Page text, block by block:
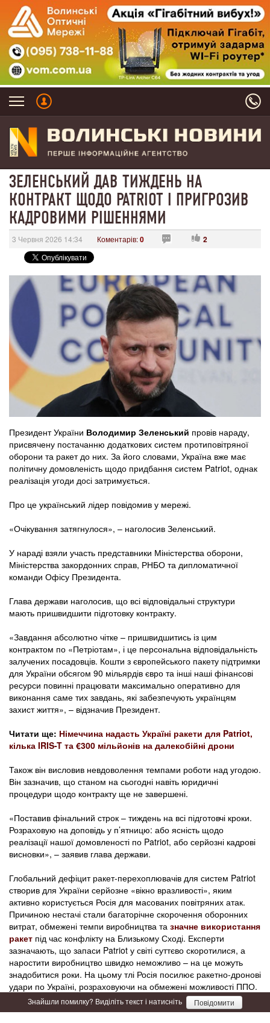
ЗЕЛЕНСЬКИЙ ДАВ ТИЖДЕНЬ НА
КОНТРАКТ ЩОДО PATRIOT І ПРИГРОЗИВ
КАДРОВИМИ РІШЕННЯМИ
3 Червня 2026 14:34 Коментарів:0 2
Президент України Володимир Зеленський провів нараду,
присвячену постачанню додаткових систем протиповітряної
оборони та ракет до них. За його словами, Україна вже має
політичну домовленість щодо придбання систем Patriot, однак
реалізація угоди досі затримується.
Про це український лідер повідомив у мережі.
«Очікування затягнулося», – наголосив Зеленський.
У нараді взяли участь представники Міністерства оборони,
Міністерства закордонних справ, РНБО та дипломатичної
команди Офісу Президента.
Глава держави наголосив, що всі відповідальні структури
мають пришвидшити підготовку контракту.
«Завдання абсолютно чітке – пришвидшитись із цим
контрактом по «Петріотам», і це персональна відповідальність
залучених посадовців. Кошти з європейського пакету підтримки
для України обсягом 90 мільярдів євро та інші наші фінансові
ресурси повинні працювати максимально оперативно для
виконання саме тих завдань, які забезпечують українцям
захист життя», – відзначив Президент.
Читати ще: Німеччина надасть Україні ракети для Patriot,
кілька IRIS-T та €300 мільйонів на далекобійні дрони
Також він висловив невдоволення темпами роботи над угодою.
Він зазначив, що станом на сьогодні навіть юридичні
процедури щодо контракту ще не завершені.
«Поставив фінальний строк – тиждень на всі підготовчі кроки.
Розраховую на доповідь у п’ятницю: або ясність щодо
реалізації нашої домовленості по Patriot, або серйозні кадрові
висновки», – заявив глава держави.
Глобальний дефіцит ракет-перехоплювачів для систем Patriot
створив для України серйозне «вікно вразливості», яким
активно користується Росія для масованих повітряних атак.
Причиною нестачі стали багаторічне скорочення оборонних
витрат, обмежені темпи виробництва та значне використання
ракет під час конфлікту на Близькому Сході. Експерти
зазначають, що запаси Patriot у світі суттєво скоротилися, а
наростити виробництво швидко неможливо – на це можуть
знадобитися роки. На цьому тлі Росія посилює ракетно-дронові
удари по Україні, розраховуючи на обмежені можливості ППО.
Знайшли помилку? Виділіть текст і натисніть Повідомити